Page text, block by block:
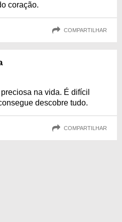
coração.
COMPARTILHAR
na vida. É difícil
descobre tudo.
COMPARTILHAR